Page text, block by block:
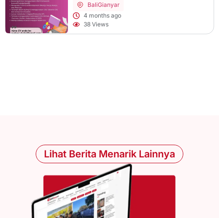
BaliGianyar
4 months ago
38 Views
Lihat Berita Menarik Lainnya